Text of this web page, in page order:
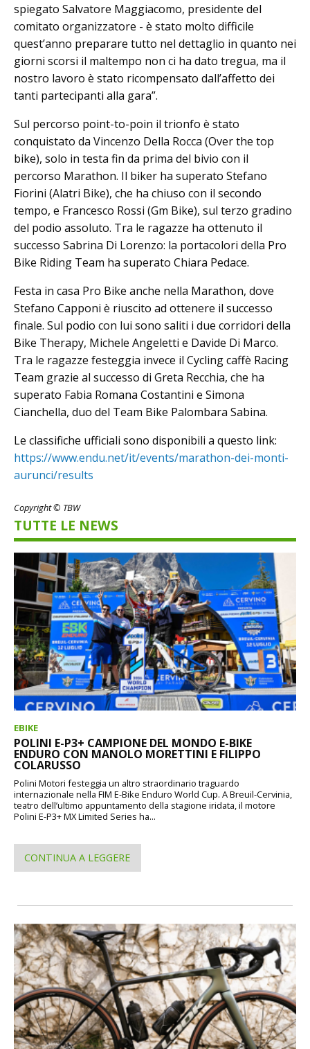
spiegato Salvatore Maggiacomo, presidente del
comitato organizzatore - è stato molto difficile
quest’anno preparare tutto nel dettaglio in quanto nei
giorni scorsi il maltempo non ci ha dato tregua, ma il
nostro lavoro è stato ricompensato dall’affetto dei
tanti partecipanti alla gara”.
Sul percorso point-to-poin il trionfo è stato
conquistato da Vincenzo Della Rocca (Over the top
bike), solo in testa fin da prima del bivio con il
percorso Marathon. Il biker ha superato Stefano
Fiorini (Alatri Bike), che ha chiuso con il secondo
tempo, e Francesco Rossi (Gm Bike), sul terzo gradino
del podio assoluto. Tra le ragazze ha ottenuto il
successo Sabrina Di Lorenzo: la portacolori della Pro
Bike Riding Team ha superato Chiara Pedace.
Festa in casa Pro Bike anche nella Marathon, dove
Stefano Capponi è riuscito ad ottenere il successo
finale. Sul podio con lui sono saliti i due corridori della
Bike Therapy, Michele Angeletti e Davide Di Marco.
Tra le ragazze festeggia invece il Cycling caffè Racing
Team grazie al successo di Greta Recchia, che ha
superato Fabia Romana Costantini e Simona
Cianchella, duo del Team Bike Palombara Sabina.
Le classifiche ufficiali sono disponibili a questo link:
https://www.endu.net/it/events/marathon-dei-monti-
aurunci/results
Copyright © TBW
TUTTE LE NEWS
EBIKE
POLINI E-P3+ CAMPIONE DEL MONDO E-BIKE
ENDURO CON MANOLO MORETTINI E FILIPPO
COLARUSSO
Polini Motori festeggia un altro straordinario traguardo
internazionale nella FIM E-Bike Enduro World Cup. A Breuil-Cervinia,
teatro dell’ultimo appuntamento della stagione iridata, il motore
Polini E-P3+ MX Limited Series ha...
CONTINUA A LEGGERE